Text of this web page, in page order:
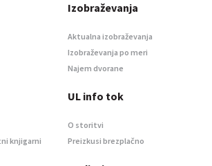
Izobraževanja
Aktualna izobraževanja
Izobraževanja po meri
Najem dvorane
knjigarni
UL info tok
O storitvi
Preizkusi brezplačno